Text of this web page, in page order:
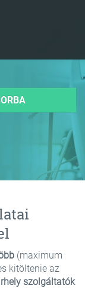
(maximum
kitöltenie az
szolgáltatók